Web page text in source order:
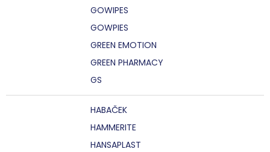
GOWIPES
GOWPIES
GREEN EMOTION
GREEN PHARMACY
GS
HABAČEK
HAMMERITE
HANSAPLAST